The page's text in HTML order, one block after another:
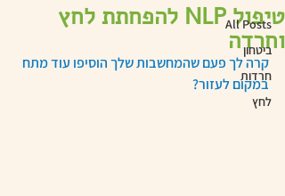
All Posts
ביטחון
חרדות
לחץ
טיפול NLP להפחתת לחץ
וחרדה
קרה לך פעם שהמחשבות שלך הוסיפו עוד מתח
במקום לעזור?